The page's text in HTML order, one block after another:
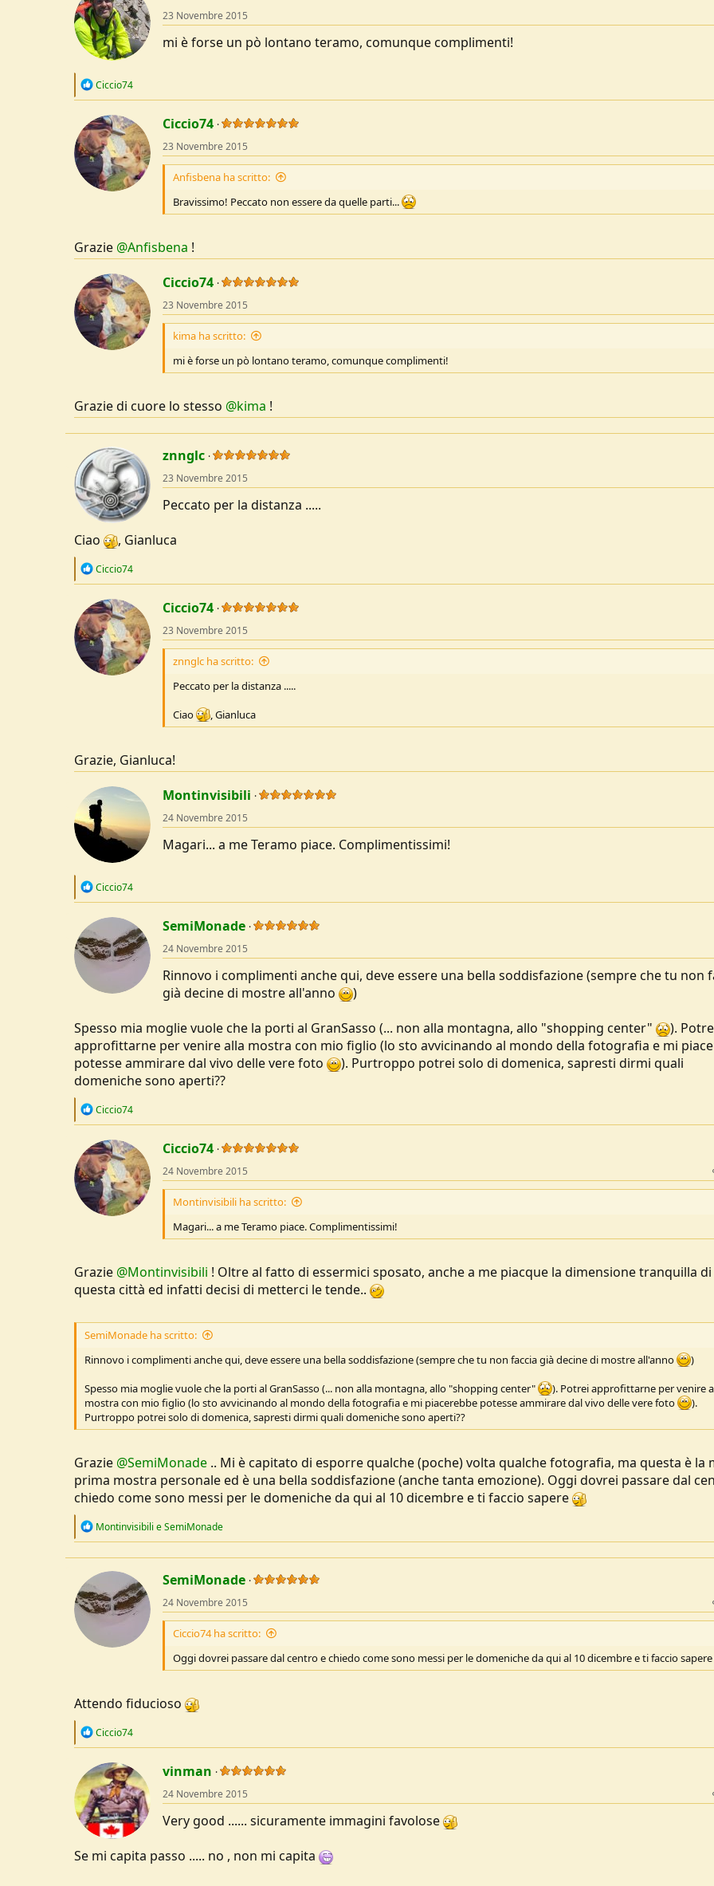
t
i
o
n
s
23 Novembre 2015
mi è forse un pò lontano teramo, comunque complimenti!
R
c
t
i
o
n
s
Ciccio74
Ciccio74
23 Novembre 2015
Anfisbena ha scritto:
Bravissimo! Peccato non essere da quelle parti...
Grazie @Anfisbena !
Ciccio74
23 Novembre 2015
kima ha scritto:
mi è forse un pò lontano teramo, comunque complimenti!
Grazie di cuore lo stesso @kima !
znnglc
23 Novembre 2015
Peccato per la distanza .....
Ciao
, Gianluca
R
c
t
i
o
n
s
Ciccio74
Ciccio74
23 Novembre 2015
znnglc ha scritto:
Peccato per la distanza .....
Ciao
, Gianluca
Grazie, Gianluca!
Montinvisibili
24 Novembre 2015
Magari... a me Teramo piace. Complimentissimi!
R
c
t
i
o
s
Ciccio74
SemiMonade
24 Novembre 2015
Rinnovo i complimenti anche qui, deve essere una bella soddisfazione (sempre che tu non
già decine di mostre all'anno
)
Spesso mia moglie vuole che la porti al GranSasso (... non alla montagna, allo "shopping center"
).
approfittarne per venire alla mostra con mio figlio (lo sto avvicinando al mondo della fotografia e mi
potesse ammirare dal vivo delle vere foto
). Purtroppo potrei solo di domenica, sapresti dirmi quali
domeniche sono aperti??
R
c
t
i
o
n
s
Ciccio74
Ciccio74
24 Novembre 2015
Montinvisibili ha scritto:
Magari... a me Teramo piace. Complimentissimi!
Grazie @Montinvisibili ! Oltre al fatto di essermici sposato, anche a me piacque la dimensione tranquilla di
questa città ed infatti decisi di metterci le tende..
SemiMonade ha scritto:
Rinnovo i complimenti anche qui, deve essere una bella soddisfazione (sempre che tu non faccia già decine di mostre all'anno
)
Spesso mia moglie vuole che la porti al GranSasso (... non alla montagna, allo "shopping center"
). Potrei approfittarne per venire
mostra con mio figlio (lo sto avvicinando al mondo della fotografia e mi piacerebbe potesse ammirare dal vivo delle vere foto
).
Purtroppo potrei solo di domenica, sapresti dirmi quali domeniche sono aperti??
Grazie @SemiMonade .. Mi è capitato di esporre qualche (poche) volta qualche fotografia, ma questa è la
prima mostra personale ed è una bella soddisfazione (anche tanta emozione). Oggi dovrei passare dal
chiedo come sono messi per le domeniche da qui al 10 dicembre e ti faccio sapere
R
t
i
o
n
:
Montinvisibili eSemiMonade
SemiMonade
24 Novembre 2015
Ciccio74 ha scritto:
Oggi dovrei passare dal centro e chiedo come sono messi per le domeniche da qui al 10 dicembre e ti faccio sapere
Attendo fiducioso
R
c
t
i
o
n
s
Ciccio74
vinman
24 Novembre 2015
Very good ...... sicuramente immagini favolose
Se mi capita passo ..... no , non mi capita